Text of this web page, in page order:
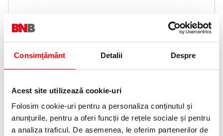
Consimțământ Detalii Despre
Acest site utilizează cookie-uri
Folosim cookie-uri pentru a personaliza conținutul și
anunțurile, pentru a oferi funcții de rețele sociale și pentru
a analiza traficul. De asemenea, le oferim partenerilor de
Cod produs:
Anunta-ma cand revine in stoc
Telefon:
0372 552 601
Adauga in wishlist